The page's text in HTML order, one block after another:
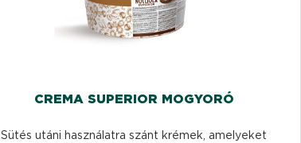
CREMA SUPERIOR MOGYORÓ
Sütés utáni használatra szánt krémek, amelyeket